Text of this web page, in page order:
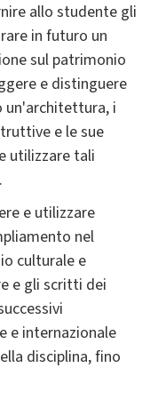
allo studente gli
in futuro un
sul patrimonio
e distinguere
un'architettura, i
e le sue
utilizzare tali
e utilizzare
nel
culturale e
e gli scritti dei
e internazionale
disciplina, fino